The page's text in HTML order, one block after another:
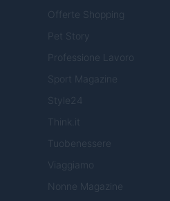
Offerte Shopping
Pet Story
Professione Lavoro
Sport Magazine
Style24
Think.it
Tuobenessere
Viaggiamo
Nonne Magazine